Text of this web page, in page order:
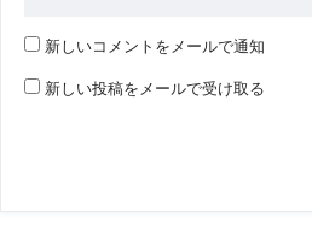
新しいコメントをメールで通知
新しい投稿をメールで受け取る